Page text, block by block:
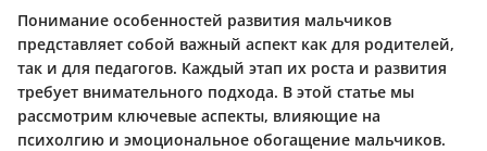
Понимание особенностей развития мальчиков
представляет собой важный аспект как для родителей,
так и для педагогов. Каждый этап их роста и развития
требует внимательного подхода. В этой статье мы
рассмотрим ключевые аспекты, влияющие на
психолгию и эмоциональное обогащение мальчиков.